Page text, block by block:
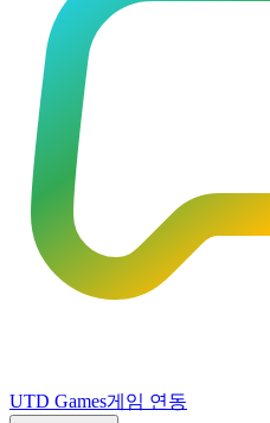
UTD Games게임 연동